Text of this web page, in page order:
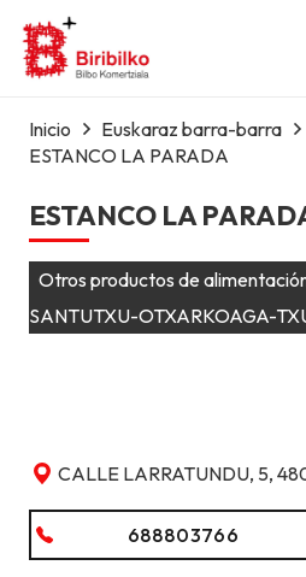
Inicio
Euskaraz barra-barra
ESTANCO LA PARADA
ESTANCO LA
Otros productos de
SANTUTXU-OTXARKOAGA-
CALLE LARRATUNDU, 5,
688803766